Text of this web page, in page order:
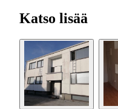
Katso lisää